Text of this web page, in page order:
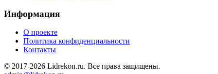
Информация
О проекте
Политика конфиденциальности
Контакты
© 2017-2026 Lidrekon.ru. Все права защищены.